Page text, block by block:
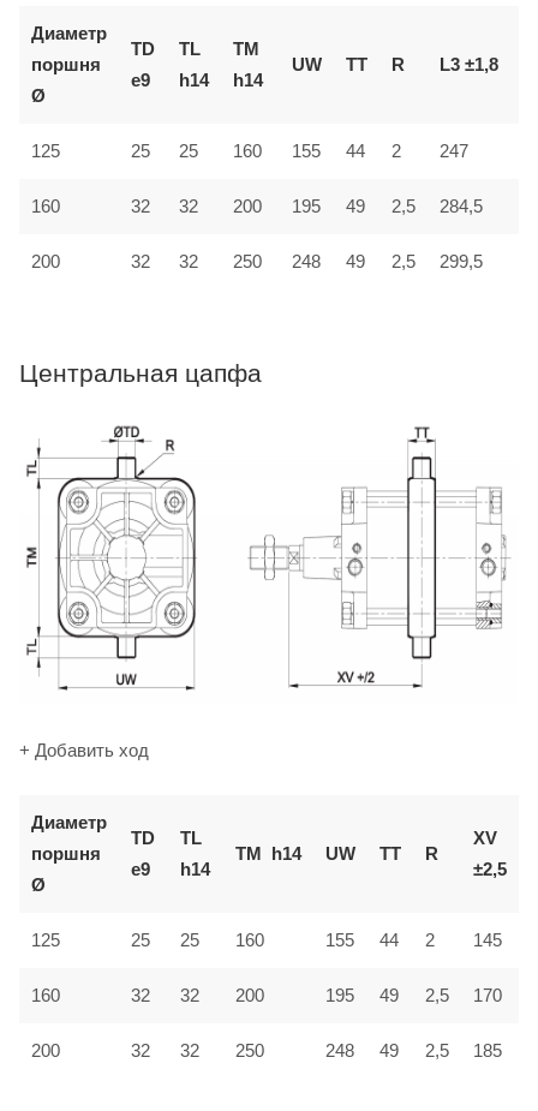
Диаметр
поршня
Ø
TD
e9
TL
h14
TM
h14
UW TT R L3 ±1,8
125 25 25 160 155 44 2 247
160 32 32 200 195 49 2,5 284,5
200 32 32 250 248 49 2,5 299,5
Центральная цапфа
+ Добавить ход
Диаметр
поршня
Ø
TD
e9
TL
h14
TM h14 UW TT R
XV
±2,5
125 25 25 160 155 44 2 145
160 32 32 200 195 49 2,5 170
200 32 32 250 248 49 2,5 185